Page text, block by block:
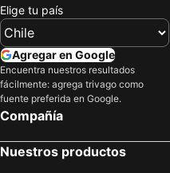
Elige tu país
Agregar en Google
Encuentra nuestros resultados
fácilmente: agrega trivago como
fuente preferida en Google.
Compañía
Nuestros productos